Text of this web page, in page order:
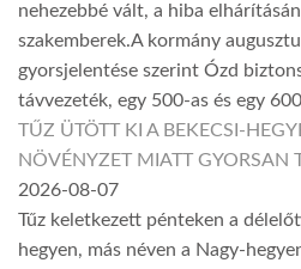
nehezebbé vált, a hiba
szakemberek.A kormány
gyorsjelentése szerint Ózd
távvezeték, egy 500-as és egy
TŰZ ÜTÖTT KI A BEKECSI-
NÖVÉNYZET MIATT GYORSAN
2026-08-07
Tűz keletkezett pénteken a
hegyen, más néven a Nagy-